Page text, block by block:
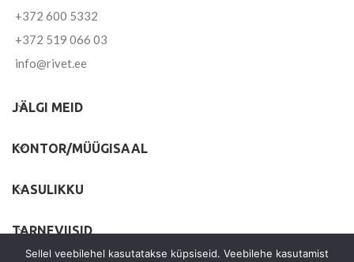
+372 600 5332
+372 519 066 03
info@rivet.ee
JÄLGI MEID
KONTOR/MÜÜGISAAL
KASULIKKU
TARNEVIISID
Sellel veebilehel kasutatakse küpsiseid. Veebilehe kasutamist